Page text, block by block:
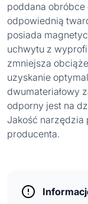
poddana
odpowiednią
posiada
uchwytu z
zmniejsza
uzyskanie
dwumateriałowy
odporny jest na
Jakość
producenta.